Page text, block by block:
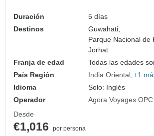
Duración
5 días
Destinos
Guwahati,
Parque Nacional de
Jorhat
Franja de edad
Todas las edades
País Región
India Oriental +1
Idioma
Solo: Inglés
Operador
Agora Voyages
Desde
€1,016
por persona